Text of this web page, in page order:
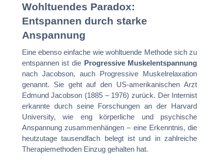
Wohltuendes Paradox:
Entspannen durch starke
Anspannung
Eine ebenso einfache wie wohltuende Methode sich zu
entspannen ist die Progressive Muskelentspannung
nach Jacobson, auch Progressive Muskelrelaxation
genannt. Sie geht auf den US-amerikanischen Arzt
Edmund Jacobson (1885 – 1976) zurück. Der Internist
erkannte durch seine Forschungen an der Harvard
University, wie eng körperliche und psychische
Anspannung zusammenhängen – eine Erkenntnis, die
heutzutage tausendfach belegt ist und in zahlreiche
Therapiemethoden Einzug gehalten hat.